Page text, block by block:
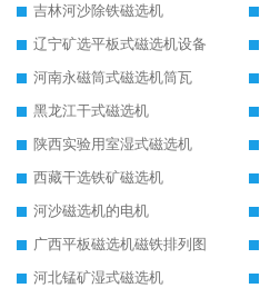
吉林河沙除铁磁选机
辽宁矿选平板式磁选机设备
河南永磁筒式磁选机筒瓦
黑龙江干式磁选机
陕西实验用室湿式磁选机
西藏干选铁矿磁选机
河沙磁选机的电机
广西平板磁选机磁铁排列图
河北锰矿湿式磁选机